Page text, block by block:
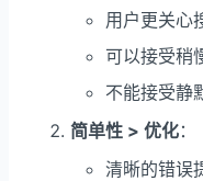
用户更关心
可以接受稍
不能接受静
简单性 > 优化：
清晰的错误